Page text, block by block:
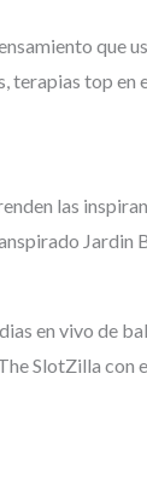
que
top en
las
Jardin
en vivo de
SlotZilla con